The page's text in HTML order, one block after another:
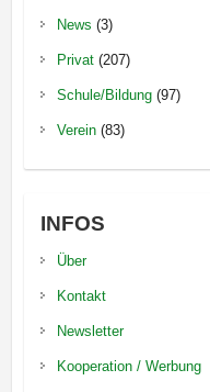
News (3)
Privat(207)
Schule/Bildung(97)
Verein(83)
INFOS
Über
Kontakt
Newsletter
Kooperation / Werbung